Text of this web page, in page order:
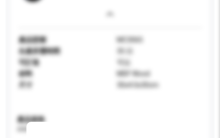
產品型號
MC3065
生產所需時間
可訂造
可以
材料
MDF Wood
30x4.0x30cm
產品規格